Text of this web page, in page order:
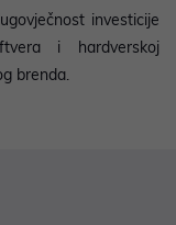
investicije
i hardverskoj
brenda.